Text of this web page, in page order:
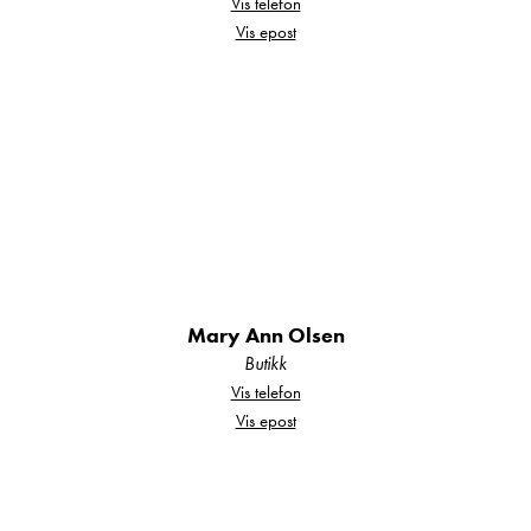
Belysning i garderoben
Roterbar elektrisk kassett-toalett
Takluke på vaskerommet
Vis epost
Mary Ann Olsen
Butikk
Vis telefon
Vis epost